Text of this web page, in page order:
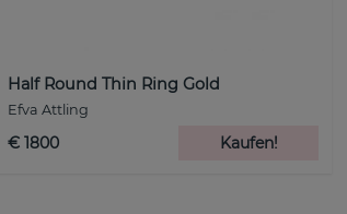
Half Round Thin Ring Gold
Efva Attling
€ 1800 Kaufen!